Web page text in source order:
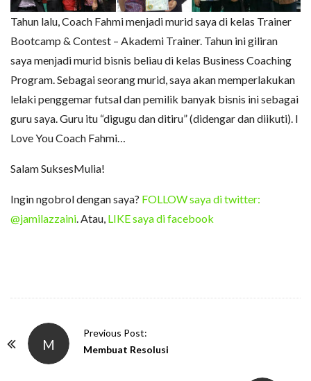
Tahun lalu, Coach Fahmi menjadi murid saya di kelas Trainer
Bootcamp & Contest – Akademi Trainer. Tahun ini giliran
saya menjadi murid bisnis beliau di kelas Business Coaching
Program. Sebagai seorang murid, saya akan memperlakukan
lelaki penggemar futsal dan pemilik banyak bisnis ini sebagai
guru saya. Guru itu “digugu dan ditiru” (didengar dan diikuti). I
Love You Coach Fahmi…
Salam SuksesMulia!
Ingin ngobrol dengan saya? FOLLOW saya di twitter:
@jamilazzaini. Atau, LIKE saya di facebook
M
Previous Post:
Membuat Resolusi